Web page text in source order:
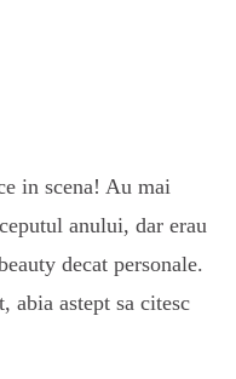
in scena! Au mai
anului, dar erau
decat personale.
abia astept sa citesc